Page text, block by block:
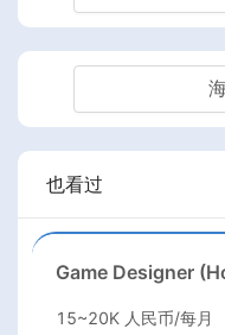
也看过
Game Designer
15~20K 人民币/每月